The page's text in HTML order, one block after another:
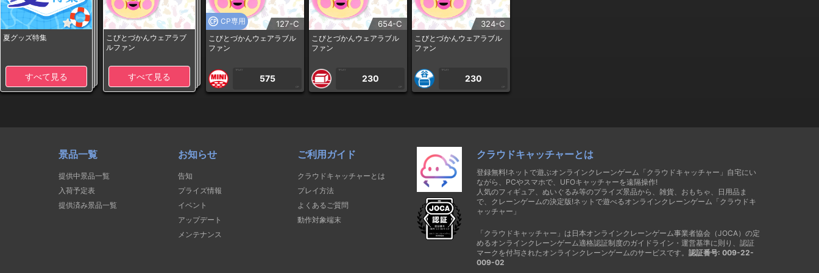
夏グッズ特集
すべて見る
こびとづかんウェアラブ
ルファン
すべて見る
CP専用 127-C
こびとづかんウェアラブル
ファン
1PLAY
575
CP
654-C
こびとづかんウェアラブル
ファン
1PLAY
230
CP
324-C
こびとづかんウェアラブル
ファン
1PLAY
230
CP
景品一覧
提供中景品一覧
入荷予定表
提供済み景品一覧
お知らせ
告知
プライズ情報
イベント
アップデート
メンテナンス
ご利用ガイド
クラウドキャッチャーとは
プレイ方法
よくあるご質問
動作対象端末
クラウドキャッチャーとは
登録無料!ネットで遊ぶオンラインクレーンゲーム「クラウドキャッチャー」自宅にい
ながら、PCやスマホで、UFOキャッチャーを遠隔操作!
人気のフィギュア、ぬいぐるみ等のプライズ景品から、雑貨、おもちゃ、日用品ま
で、クレーンゲームの決定版!ネットで遊べるオンラインクレーンゲーム「クラウドキ
ャッチャー」
「クラウドキャッチャー」は日本オンラインクレーンゲーム事業者協会（JOCA）の定
めるオンラインクレーンゲーム適格認証制度のガイドライン・運営基準に則り、認証
マークを付与されたオンラインクレーンゲームのサービスです。 認証番号: 009-22-
009-02